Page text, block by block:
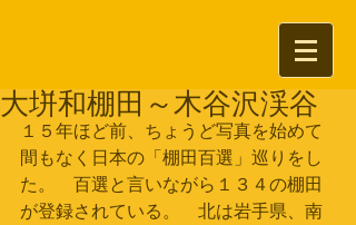
大垪和棚田～木谷沢渓谷
１５年ほど前、ちょうど写真を始めて
間もなく日本の「棚田百選」巡りをし
た。　百選と言いながら１３４の棚田
が登録されている。　北は岩手県、南